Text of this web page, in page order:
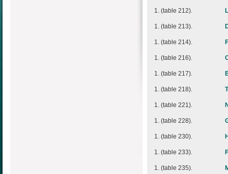
1. (table 212).
1. (table 213).
1. (table 214).
1. (table 216).
1. (table 217).
1. (table 218).
1. (table 221).
1. (table 228).
1. (table 230).
1. (table 233).
1. (table 235).